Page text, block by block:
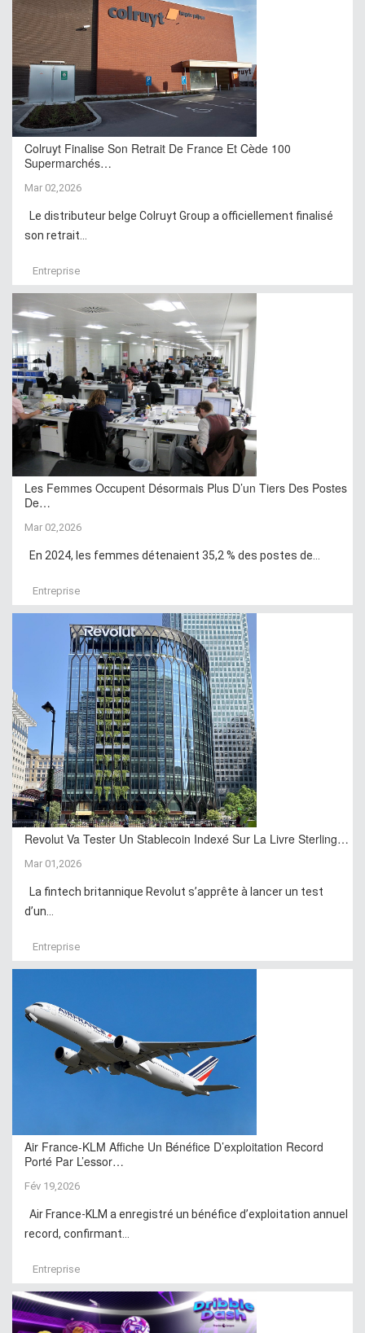
Colruyt Finalise Son Retrait De France Et Cède 100
Supermarchés…
Mar 02,2026
Le distributeur belge Colruyt Group a officiellement finalisé
son retrait...
Entreprise
Les Femmes Occupent Désormais Plus D’un Tiers Des Postes
De…
Mar 02,2026
En 2024, les femmes détenaient 35,2 % des postes de...
Entreprise
Revolut Va Tester Un Stablecoin Indexé Sur La Livre Sterling…
Mar 01,2026
La fintech britannique Revolut s’apprête à lancer un test
d’un...
Entreprise
Air France-KLM Affiche Un Bénéfice D’exploitation Record
Porté Par L’essor…
Fév 19,2026
Air France-KLM a enregistré un bénéfice d’exploitation annuel
record, confirmant...
Entreprise